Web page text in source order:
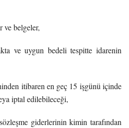
ve belgeler,
ve uygun bedeli tespitte idarenin
itibaren en geç 15 işgünü içinde
iptal edilebileceği,
giderlerinin kimin tarafından